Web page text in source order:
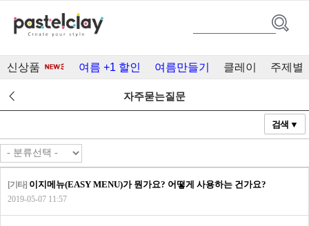
신상품 여름 +1 할인 여름만들기 클레이 주제별
자주묻는질문
검색 ▼
[기타] 이지메뉴(EASY MENU)가 뭔가요? 어떻게 사용하는 건가요?
2019-05-07 11:57